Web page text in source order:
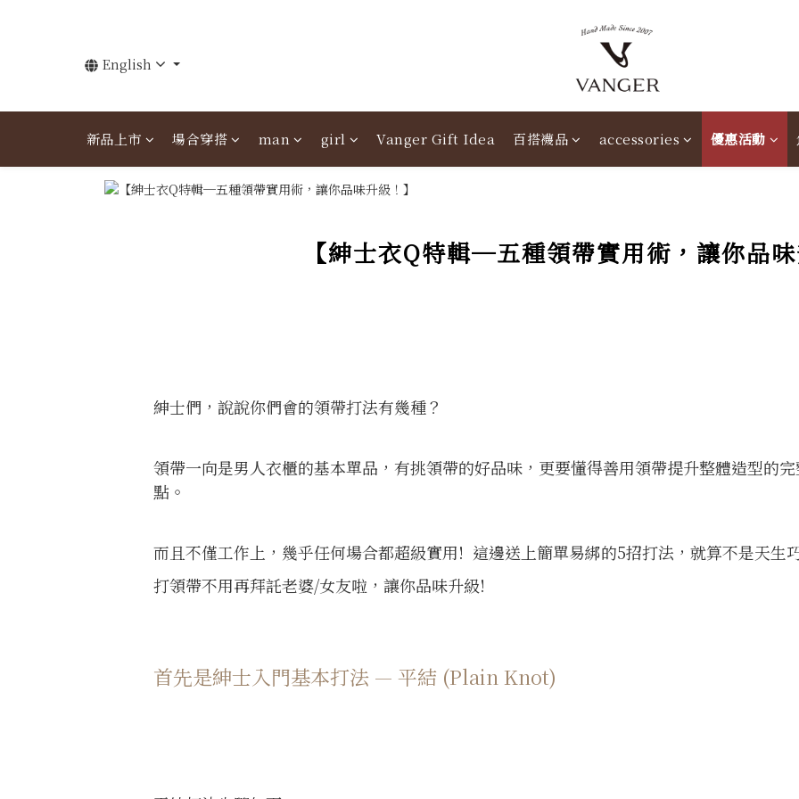
新品上市 場合穿搭 man girl Vanger Gift Idea 百搭襪品 accessories 優惠活動
English
【紳士衣Q特輯─五種領帶實用術，讓你品
紳士們，說說你們會的領帶打法有幾種？
領帶一向是男人衣櫃的基本單品，有挑領帶的好品味，更要懂得善用領帶提升整體造型的
點。
而且不僅工作上，幾乎任何場合都超級實用! 這邊送上簡單易綁的5招打法，就算不是天生
打領帶不用再拜託老婆/女友啦，讓你品味升級!
首先是紳士入門基本打法 — 平結 (Plain Knot)